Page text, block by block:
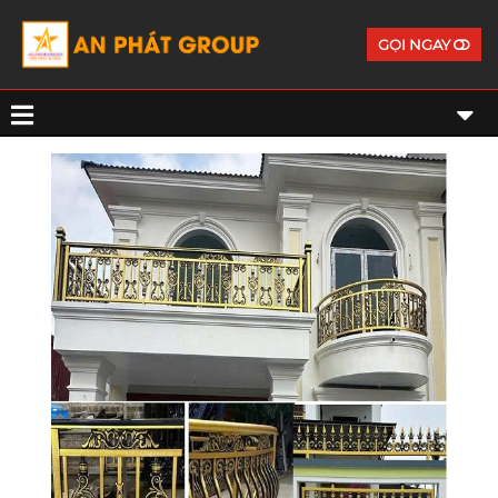
GỌI NGAY